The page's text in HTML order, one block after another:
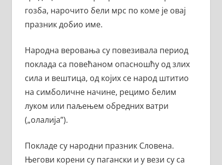
гозба, нарочито бели мрс по коме је овај
празник добио име.
Народна веровања су повезивала период
поклада са повећаном опасношћу од злих
сила и вештица, од којих се народ штитио
на симболичне начине, рецимо белим
луком или паљењем обредних ватри
(„олалија”).
Покладе су народни празник Словена.
Његови корени су пагански и у вези су са